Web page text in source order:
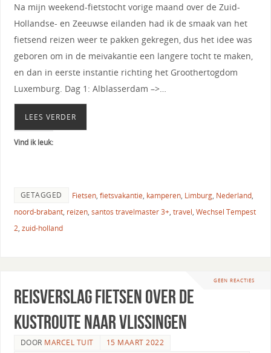
Na mijn weekend-fietstocht vorige maand over de Zuid-
Hollandse- en Zeeuwse eilanden had ik de smaak van het
fietsend reizen weer te pakken gekregen, dus het idee was
geboren om in de meivakantie een langere tocht te maken,
en dan in eerste instantie richting het Groothertogdom
Luxemburg. Dag 1: Alblasserdam –>…
LEES VERDER
Vind ik leuk:
GETAGGED Fietsen, fietsvakantie, kamperen, Limburg, Nederland,
noord-brabant, reizen, santos travelmaster 3+, travel, Wechsel Tempest
2, zuid-holland
GEEN REACTIES
Reisverslag fietsen over de
Kustroute naar Vlissingen
DOOR MARCEL TUIT
15 MAART 2022